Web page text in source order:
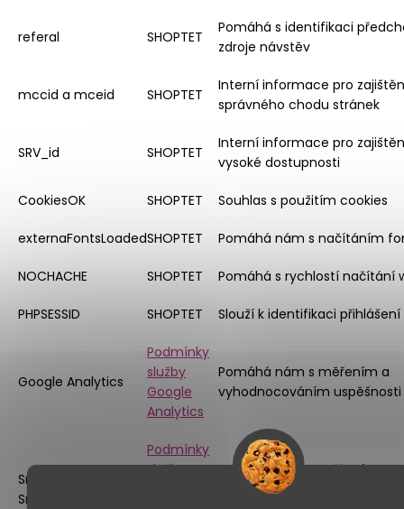
referal SHOPTET
Pomáhá s identifikaci
zdroje návstěv
mccid a mceid SHOPTET
Interní informace pro
správného chodu stránek
SRV_id SHOPTET
Interní informace pro
vysoké dostupnosti
CookiesOK SHOPTET Souhlas s použitím cookies
externaFontsLoadedSHOPTET Pomáhá nám s načítáním
NOCHACHE SHOPTET Pomáhá s rychlostí načítání
PHPSESSID SHOPTET Slouží k identifikaci přihlášení
Google Analytics
Podmínky
služby
Google
Analytics
Pomáhá nám s měřením a
vyhodnocováním
Smartlook a
Smartsupp
Podmínky
služby
Pomáhá nám s měřením a
vyhodnocováním